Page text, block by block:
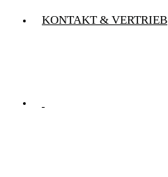
KONTAKT & VERTRIEB